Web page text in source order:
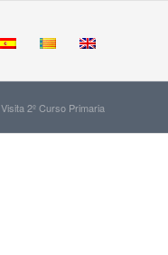
Visita 2º Curso Primaria